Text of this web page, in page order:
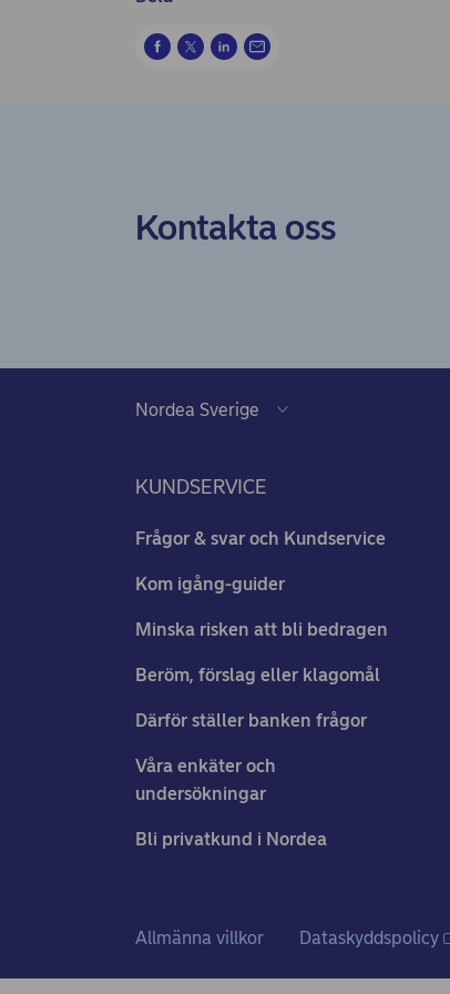
Kontakta oss
KUNDSERVICE
Frågor & svar och Kundservice
Kom igång-guider
Minska risken att bli bedragen
Beröm, förslag eller klagomål
Därför ställer banken frågor
Våra enkäter och
undersökningar
Bli privatkund i Nordea
Allmänna villkor Dataskyddspolicy